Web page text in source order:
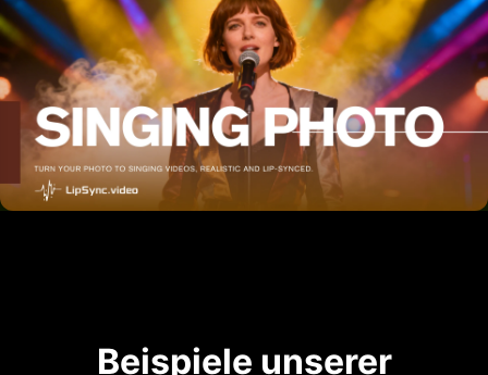
Beispiele unserer